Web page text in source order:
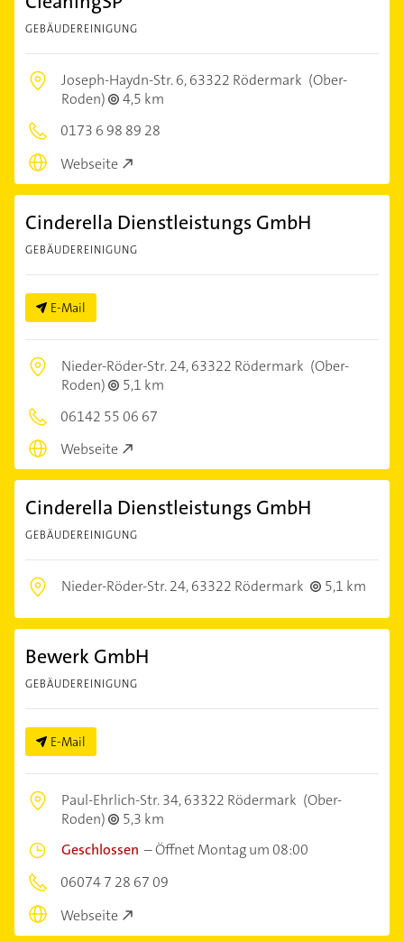
GEBÄUDEREINIGUNG
Joseph-Haydn-Str. 6,63322 Rödermark (Ober-
Roden)
4,5 km
0173 6 98 89 28
Webseite
Cinderella Dienstleistungs GmbH
GEBÄUDEREINIGUNG
E-Mail
Nieder-Röder-Str. 24,63322 Rödermark (Ober-
Roden)
5,1 km
06142 55 06 67
Webseite
Cinderella Dienstleistungs GmbH
GEBÄUDEREINIGUNG
Nieder-Röder-Str. 24,63322 Rödermark 5,1 km
Bewerk GmbH
GEBÄUDEREINIGUNG
E-Mail
Paul-Ehrlich-Str. 34,63322 Rödermark (Ober-
Roden)
5,3 km
Geschlossen –Öffnet Montag um 08:00
06074 7 28 67 09
Webseite